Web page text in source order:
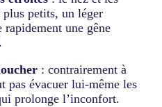
plus petits, un léger
rapidement une gêne
: contrairement à
pas évacuer lui-même les
prolonge l’inconfort.